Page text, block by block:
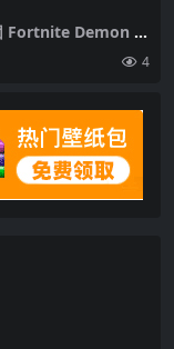
Fortnite Demon H
4